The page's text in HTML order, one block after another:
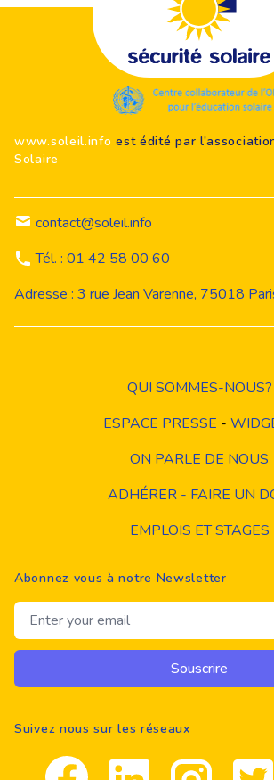
www.soleil.info est édité par
Solaire
contact@soleil.info
Tél. : 01 42 58 00 60
Adresse : 3 rue Jean Varenne, 75018
QUI SOMMES-NOUS?
ESPACE PRESSE -
ON PARLE DE NOUS
ADHÉRER - FAIRE UN
EMPLOIS ET STAGES
Abonnez vous à notre Newsletter
Email address
Souscrire
Suivez nous sur les réseaux
Facebook Linkedin Instagram Twitter